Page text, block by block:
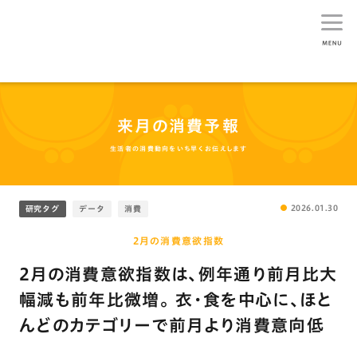
来月の消費予報
生活者の消費動向をいち早くお伝えします
研究タグ データ 消費 2026.01.30
2月の消費意欲指数
2月の消費意欲指数は､例年通り前月比大
幅減も前年比微増｡ 衣･食を中心に､ほと
んどのカテゴリーで前月より消費意向低